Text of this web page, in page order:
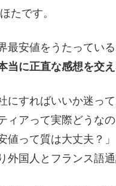
たです。
最安値をうたっている
当に正直な感想を交
にすればいいか迷って
ィアって実際どうなの
値って質は大丈夫？」
外国人とフランス語